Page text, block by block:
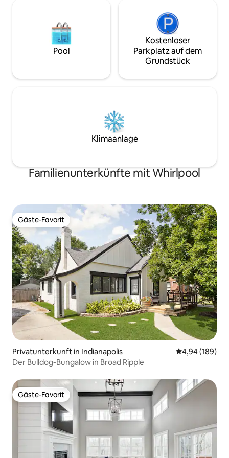
Pool
Kostenloser
Parkplatz auf dem
Grundstück
Klimaanlage
Familienunterkünfte mit Whirlpool
Gäste-Favorit
Gäste-Favorit
Privatunterkunft in Indianapolis
4,94 (189)
Der Bulldog-Bungalow in Broad Ripple
Gäste-Favorit
Gäste-Favorit